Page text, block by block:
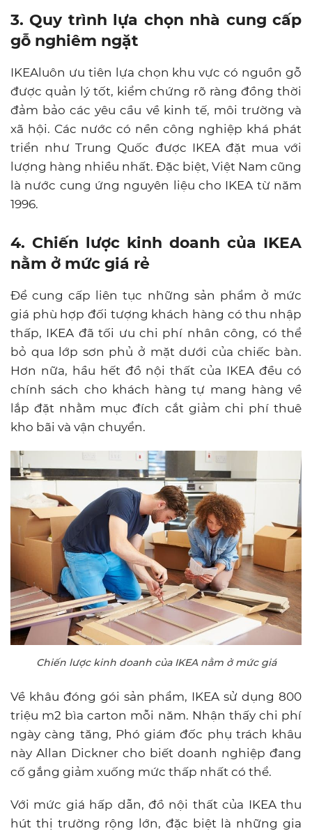
3. Quy trình lựa chọn nhà cung cấp
gỗ nghiêm ngặt
IKEAluôn ưu tiên lựa chọn khu vực có nguồn gỗ
được quản lý tốt, kiểm chứng rõ ràng đồng thời
đảm bảo các yêu cầu về kinh tế, môi trường và
xã hội. Các nước có nền công nghiệp khá phát
triển như Trung Quốc được IKEA đặt mua với
lượng hàng nhiều nhất. Đặc biệt, Việt Nam cũng
là nước cung ứng nguyên liệu cho IKEA từ năm
1996.
4. Chiến lược kinh doanh của IKEA
nằm ở mức giá rẻ
Để cung cấp liên tục những sản phẩm ở mức
giá phù hợp đối tượng khách hàng có thu nhập
thấp, IKEA đã tối ưu chi phí nhân công, có thể
bỏ qua lớp sơn phủ ở mặt dưới của chiếc bàn.
Hơn nữa, hầu hết đồ nội thất của IKEA đều có
chính sách cho khách hàng tự mang hàng về
lắp đặt nhằm mục đích cắt giảm chi phí thuê
kho bãi và vận chuyển.
Chiến lược kinh doanh của IKEA nằm ở mức giá
Về khâu đóng gói sản phẩm, IKEA sử dụng 800
triệu m2 bìa carton mỗi năm. Nhận thấy chi phí
ngày càng tăng, Phó giám đốc phụ trách khâu
này Allan Dickner cho biết doanh nghiệp đang
cố gắng giảm xuống mức thấp nhất có thể.
Với mức giá hấp dẫn, đồ nội thất của IKEA thu
hút thị trường rộng lớn, đặc biệt là những gia